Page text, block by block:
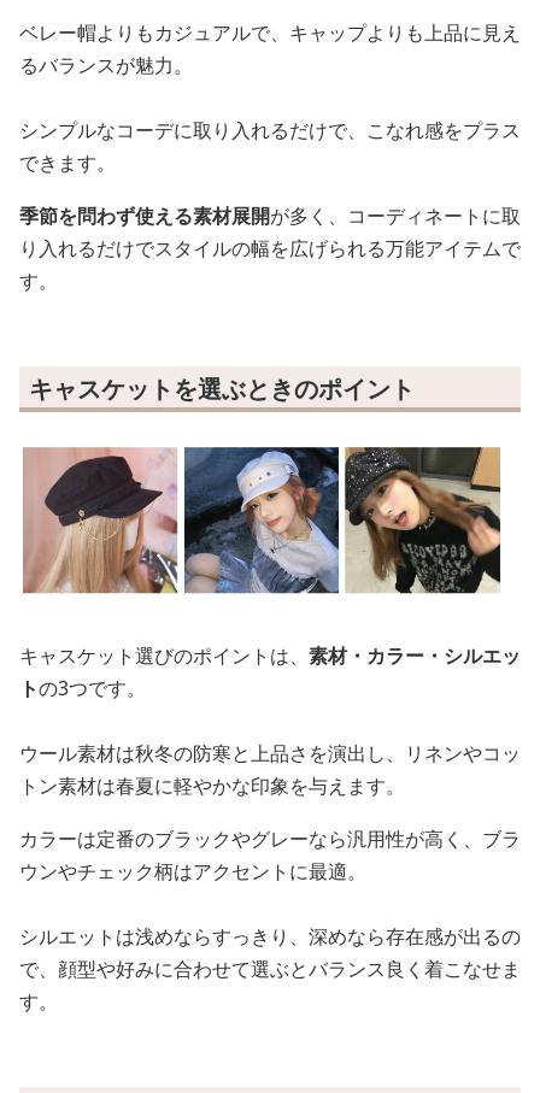
ベレー帽よりもカジュアルで、キャップよりも上品に見え
るバランスが魅力。
シンプルなコーデに取り入れるだけで、こなれ感をプラス
できます。
季節を問わず使える素材展開が多く、コーディネートに取
り入れるだけでスタイルの幅を広げられる万能アイテムで
す。
キャスケットを選ぶときのポイント
キャスケット選びのポイントは、 素材・カラー・シルエッ
トの3つです。
ウール素材は秋冬の防寒と上品さを演出し、リネンやコッ
トン素材は春夏に軽やかな印象を与えます。
カラーは定番のブラックやグレーなら汎用性が高く、ブラ
ウンやチェック柄はアクセントに最適。
シルエットは浅めならすっきり、深めなら存在感が出るの
で、顔型や好みに合わせて選ぶとバランス良く着こなせま
す。